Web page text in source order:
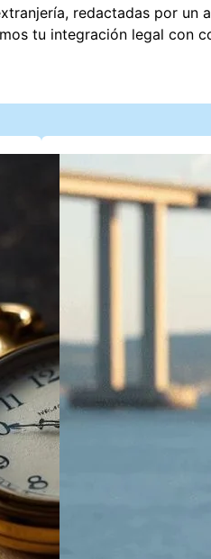
redactadas por un
tu integración legal con